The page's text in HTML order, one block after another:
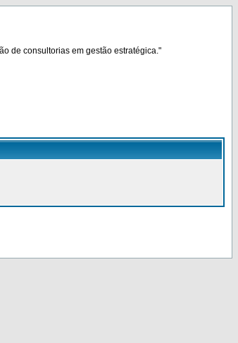
de consultorias em gestão estratégica."